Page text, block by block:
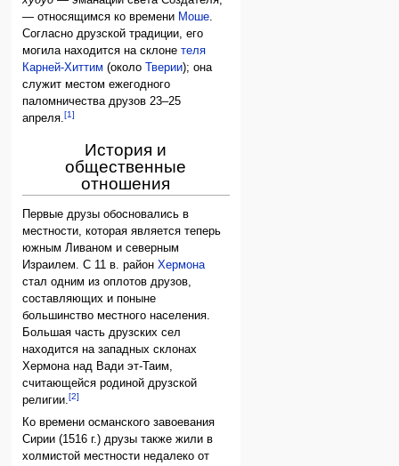
— относящимся ко времени Моше.
Согласно друзской традиции, его
могила находится на склонетеля
Карней-Хиттим (около Тверии); она
служит местом ежегодного
паломничества друзов 23–25
апреля.[1]
История и
общественные
отношения
Первые друзы обосновались в
местности, которая является теперь
южным Ливаном и северным
Израилем. С 11 в. районХермона
стал одним из оплотов друзов,
составляющих и поныне
большинство местного населения.
Большая часть друзских сел
находится на западных склонах
Хермона над Вади эт-Таим,
считающейся родиной друзской
религии.[2]
Ко времени османского завоевания
Сирии (1516 г.) друзы также жили в
холмистой местности недалеко от